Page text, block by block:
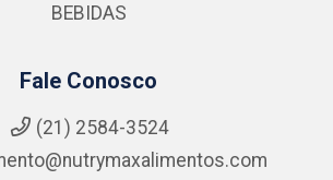
BEBIDAS
Fale Conosco
(21) 2584-3524